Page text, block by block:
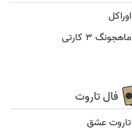
اوراکل
ماهجونگ 3 کارتی
فال تاروت
تاروت عشق